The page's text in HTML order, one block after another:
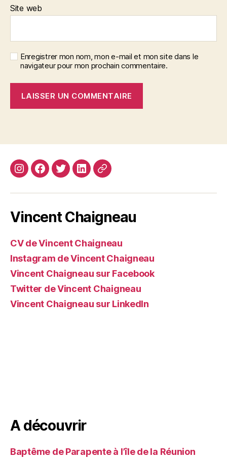
Site web
Enregistrer mon nom, mon e-mail et mon site dans le
navigateur pour mon prochain commentaire.
InstagramFacebook
TwitterLinkedin
Site
Vincent Chaigneau
CV de Vincent Chaigneau
Instagram de Vincent Chaigneau
Vincent Chaigneau sur Facebook
Twitter de Vincent Chaigneau
Vincent Chaigneau sur LinkedIn
A découvrir
Baptême de Parapente à l’île de la Réunion